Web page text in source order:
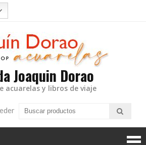
Joaquin Dorao
acuarelas y libros de viaje